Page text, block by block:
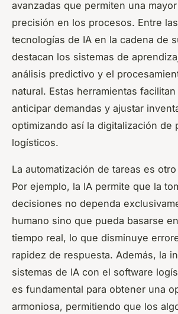
avanzadas que permiten una
precisión en los procesos. Entre
tecnologías de IA en la cadena de
destacan los sistemas de
análisis predictivo y el
natural. Estas herramientas
anticipar demandas y ajustar
optimizando así la digitalización de
logísticos.
La automatización de tareas es
Por ejemplo, la IA permite que la
decisiones no dependa
humano sino que pueda basarse
tiempo real, lo que disminuye
rapidez de respuesta. Además, la
sistemas de IA con el software
es fundamental para obtener una
armoniosa, permitiendo que los